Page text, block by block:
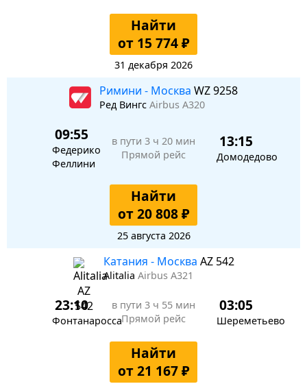
Найти
от 15 774 ₽
31 декабря 2026
Римини - Москва WZ 9258
Ред Вингс Airbus A320
09:55
Федерико
Феллини
в пути 3 ч 20 мин
Прямой рейс
13:15
Домодедово
Найти
от 20 808 ₽
25 августа 2026
Катания - Москва AZ 542
Alitalia Airbus A321
23:10
Фонтанаросса
в пути 3 ч 55 мин
Прямой рейс
03:05
Шереметьево
Найти
от 21 167 ₽